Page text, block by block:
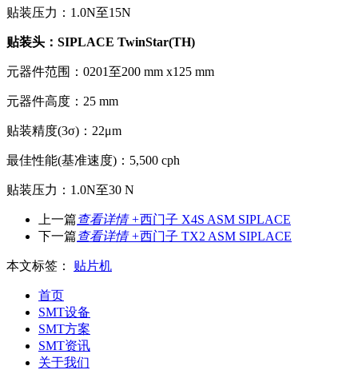
贴装压力：1.0N至15N
贴装头：SIPLACE TwinStar(TH)
元器件范围：0201至200 mm x125 mm
元器件高度：25 mm
贴装精度(3σ)：22μm
最佳性能(基准速度)：5,500 cph
贴装压力：1.0N至30 N
上一篇查看详情 +西门子 X4S ASM SIPLACE
下一篇查看详情 +西门子 TX2 ASM SIPLACE
本文标签： 贴片机
首页
SMT设备
SMT方案
SMT资讯
关于我们